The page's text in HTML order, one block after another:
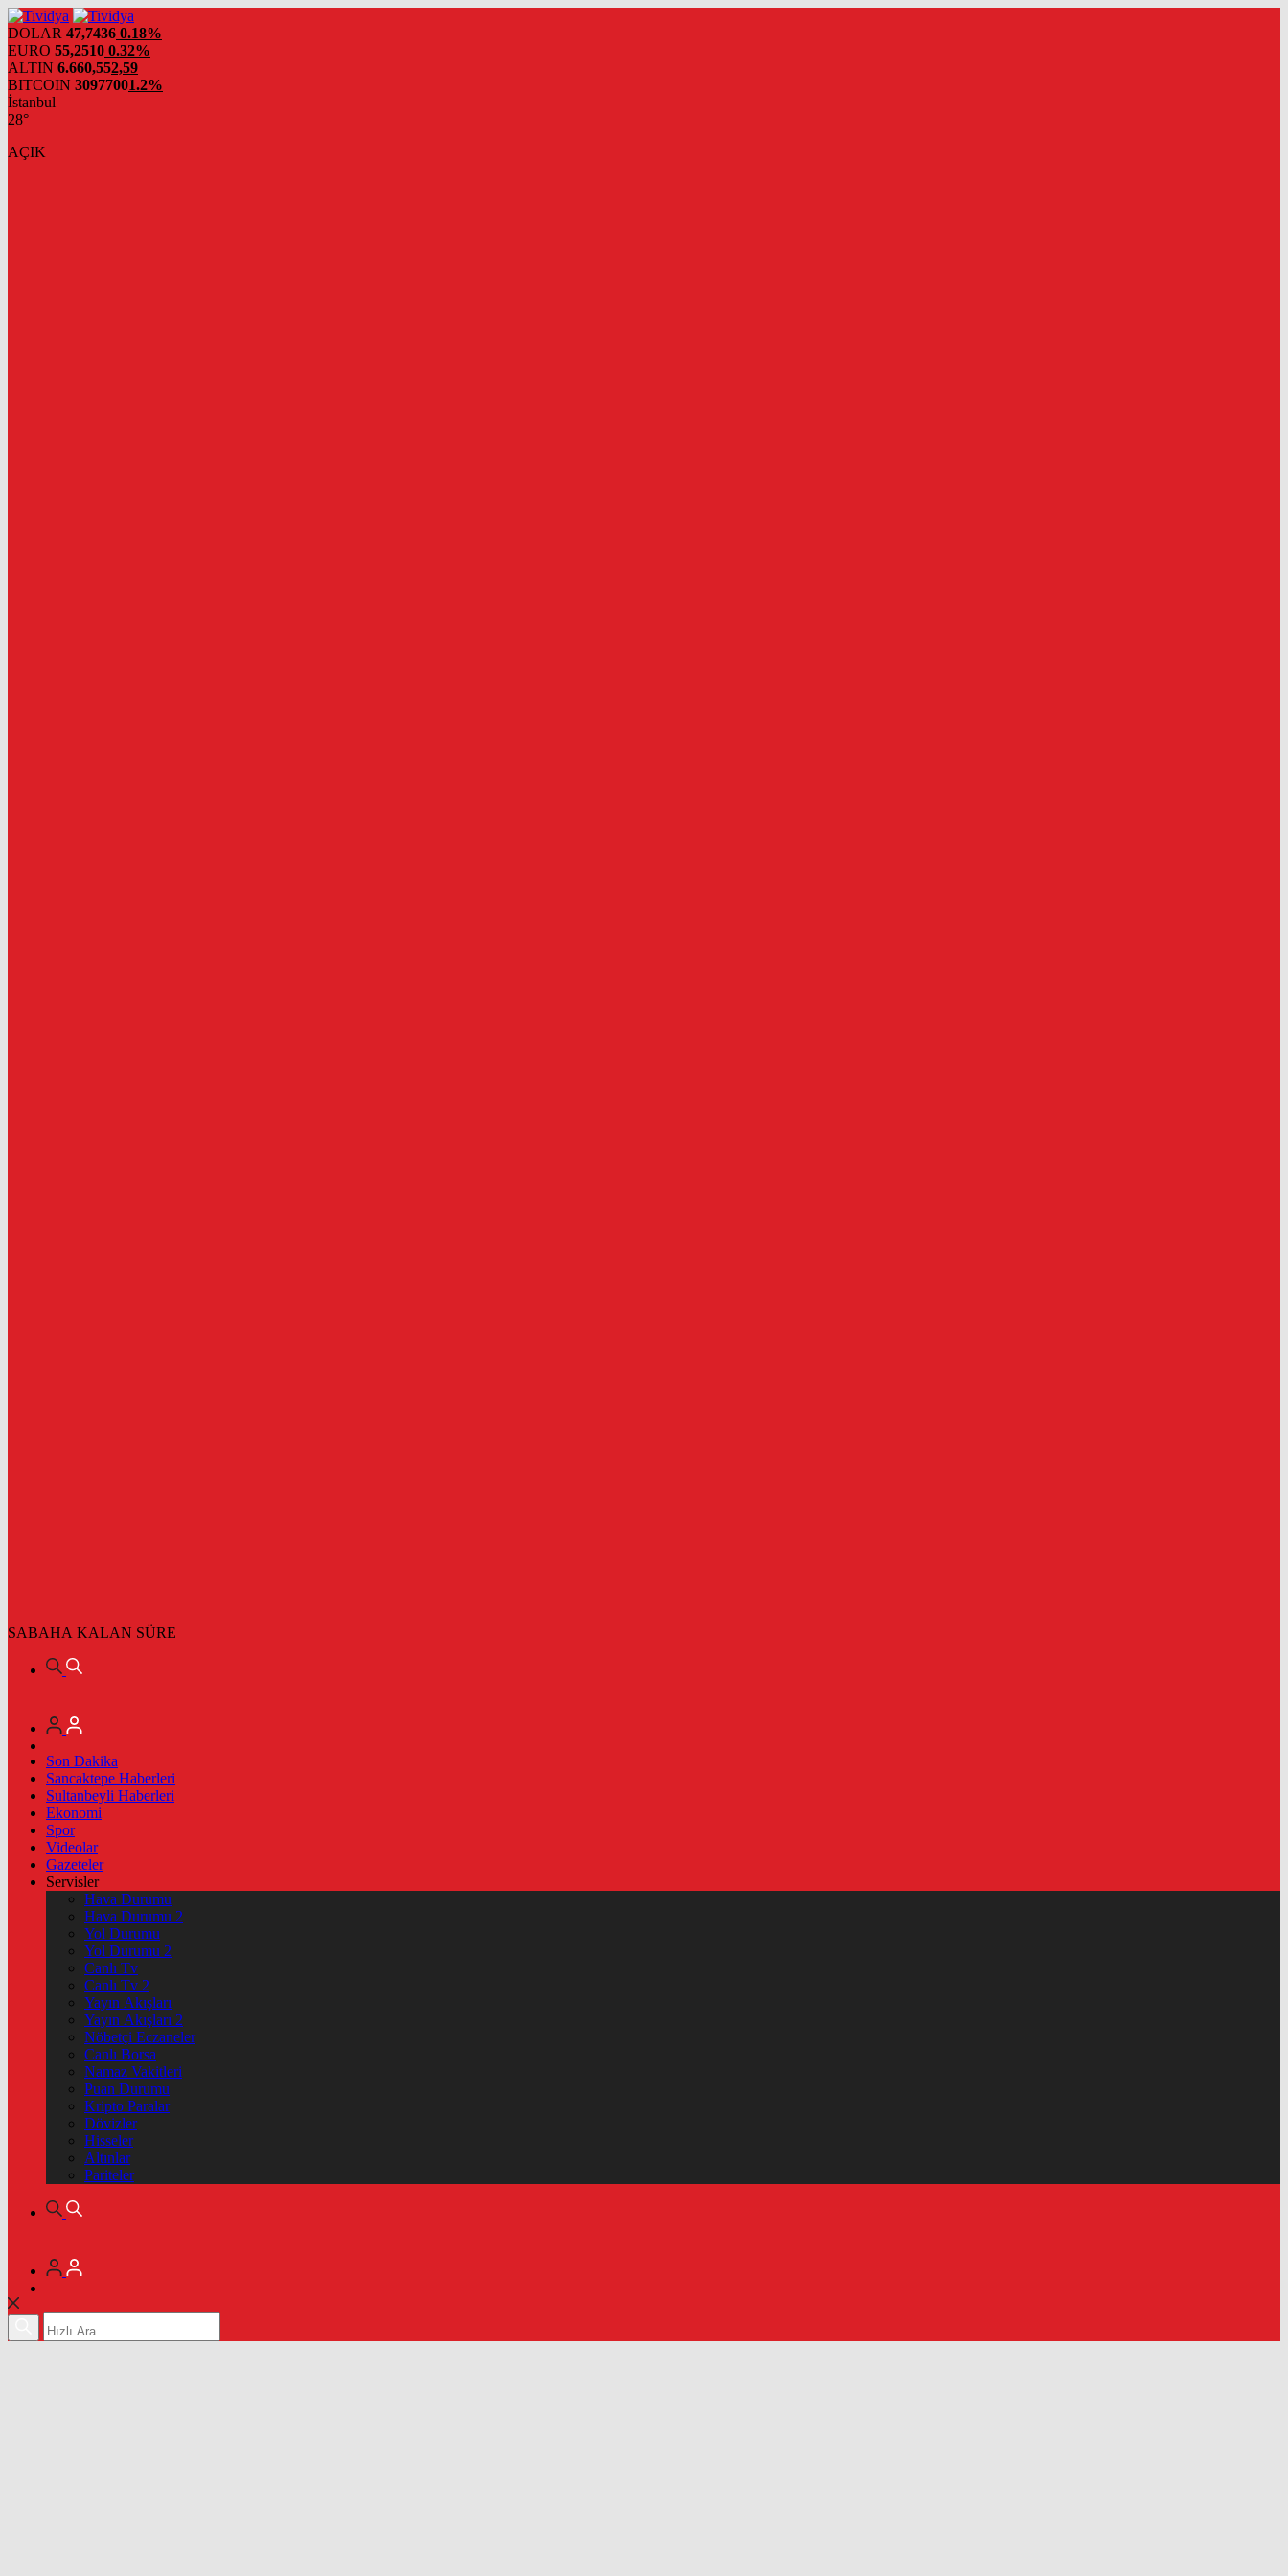
evden
eve
nakliyat
DOLAR 47,7436 0.18%
EURO 55,2510 0.32%
ALTIN 6.660,552,59
BITCOIN 30977001.2%
İstanbul
28°
AÇIK
SABAHA KALAN SÜRE
Son Dakika
Sancaktepe Haberleri
Sultanbeyli Haberleri
Ekonomi
Spor
Videolar
Gazeteler
Servisler
Hava Durumu
Hava Durumu 2
Yol Durumu
Yol Durumu 2
Canlı Tv
Canlı Tv 2
Yayın Akışları
Yayın Akışları 2
Nöbetçi Eczaneler
Canlı Borsa
Namaz Vakitleri
Puan Durumu
Kripto Paralar
Dövizler
Hisseler
Altınlar
Pariteler